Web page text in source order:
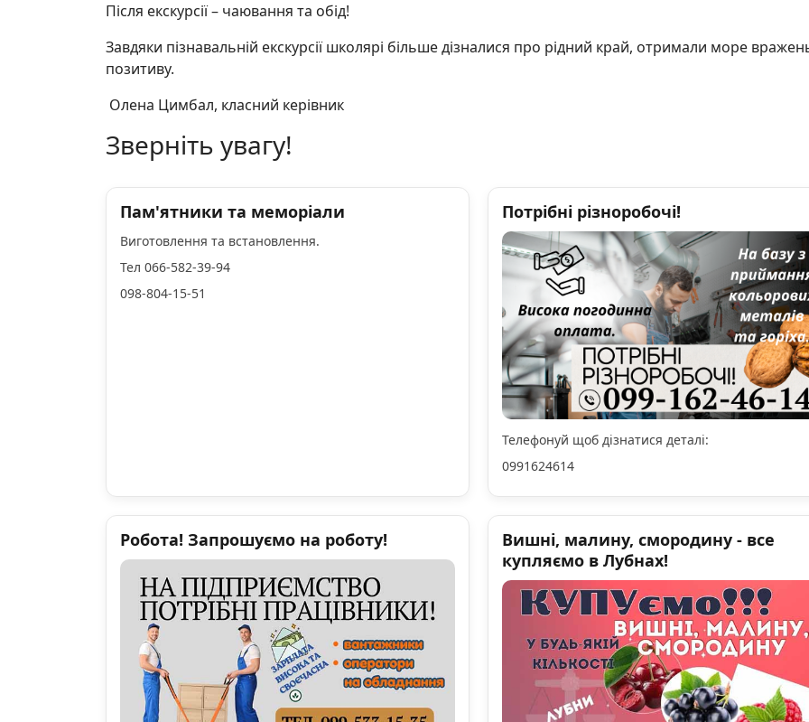
Після екскурсії – чаювання та обід!
Завдяки пізнавальній екскурсії школярі більше дізналися про рідний край, отримали море
позитиву.
Олена Цимбал, класний керівник
Зверніть увагу!
Пам'ятники та меморіали
Виготовлення та встановлення.
Тел 066-582-39-94
098-804-15-51
Потрібні різноробочі!
Телефонуй щоб дізнатися деталі:
0991624614
Робота! Запрошуємо на роботу!
Вишні, малину, смородину - все
купляємо в Лубнах!